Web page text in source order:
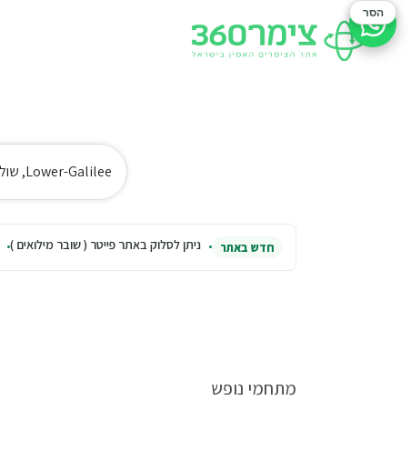
Lower-Galilee, שולחן אוכל, מסעדות
חדש באתר ניתן לסלוק באתר פייטר ( שובר מילואים )
מתחמי נופש
סיוע בהזמנה
הסר